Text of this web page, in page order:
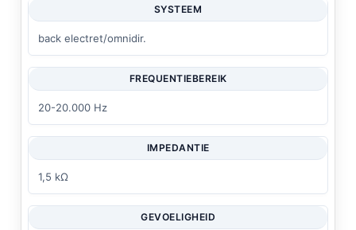
SYSTEEM
back electret/omnidir.
FREQUENTIEBEREIK
20-20.000 Hz
IMPEDANTIE
1,5 kΩ
GEVOELIGHEID